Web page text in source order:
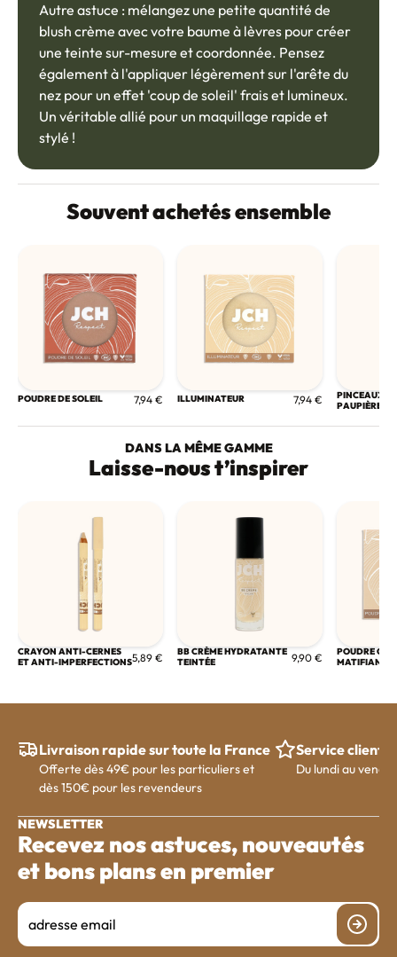
Autre astuce : mélangez une petite quantité de
blush crème avec votre baume à lèvres pour créer
une teinte sur-mesure et coordonnée. Pensez
également à l'appliquer légèrement sur l'arête du
nez pour un effet 'coup de soleil' frais et lumineux.
Un véritable allié pour un maquillage rapide et
stylé !
Souvent achetés ensemble
POUDRE DE SOLEIL 7,94 € ILLUMINATEUR 7,94 €
PINCEAUX
PAUPIÈRES
DANS LA MÊME GAMME
Laisse-nous t’inspirer
CRAYON ANTI-CERNES
ET ANTI-IMPERFECTIONS5,89 €
BB CRÈME HYDRATANTE
TEINTÉE
9,90 €
POUDRE
MATIFIANTE
Livraison rapide sur toute la France
Offerte dès 49€ pour les particuliers et
dès 150€ pour les revendeurs
Service client
Du lundi au
NEWSLETTER
Recevez nos astuces, nouveautés
et bons plans en premier
Email
Je